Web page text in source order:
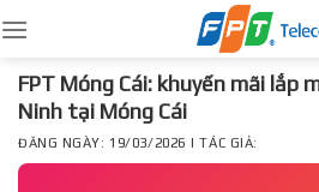
to
content
FPT Móng Cái: khuyến mãi lắp
Ninh tại Móng Cái
ĐĂNG NGÀY: 19/03/2026 | TÁC GIẢ: